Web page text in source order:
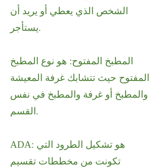
الشخص الذي يعطي أو يريد أن
يستأجر.
المطبخ المفتوح: هو نوع المطبخ
المفتوح حيث تتشابك غرفة المعيشة
والمطبخ أو غرفة والمطبخ في نفس
القسم.
ADA: هو تشكيل الطرود التي
تكونت من مخططات تقسيم